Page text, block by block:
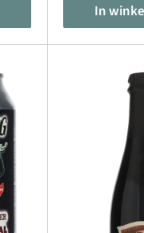
In